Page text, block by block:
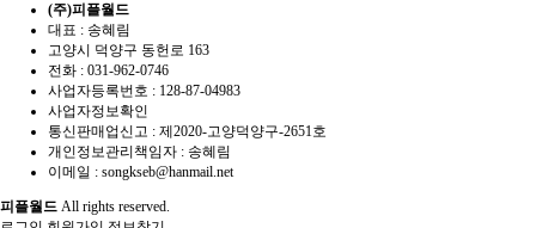
(주)피플월드
대표 : 송혜림
고양시 덕양구 동헌로 163
전화 : 031-962-0746
사업자등록번호 : 128-87-04983
사업자정보확인
통신판매업신고 : 제2020-고양덕양구-2651호
개인정보관리책임자 : 송혜림
이메일 : songkseb@hanmail.net
피플월드 All rights reserved.